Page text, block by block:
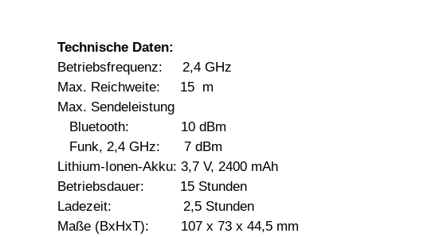
Technische Daten:
Betriebsfrequenz: 2,4 GHz
Max. Reichweite: 15 m
Max. Sendeleistung
Bluetooth: 10 dBm
Funk, 2,4 GHz: 7 dBm
Lithium-Ionen-Akku: 3,7 V, 2400 mAh
Betriebsdauer: 15 Stunden
Ladezeit: 2,5 Stunden
Maße (BxHxT): 107 x 73 x 44,5 mm